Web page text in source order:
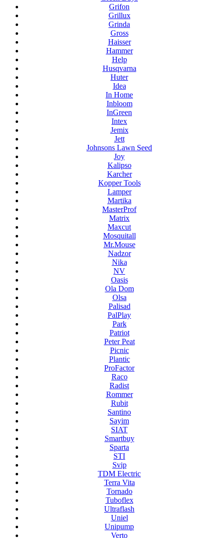
Grifon
Grillux
Grinda
Gross
Haisser
Hammer
Help
Husqvarna
Huter
Idea
In Home
Inbloom
InGreen
Intex
Jemix
Jett
Johnsons Lawn Seed
Joy
Kalipso
Karcher
Kopper Tools
Lamper
Martika
MasterProf
Matrix
Maxcut
Mosquitall
Mr.Mouse
Nadzor
Nika
NV
Oasis
Ola Dom
Olsa
Palisad
PalPlay
Park
Patriot
Peter Peat
Picnic
Plantic
ProFactor
Raco
Radist
Rommer
Rubit
Santino
Sayim
SIAT
Smartbuy
Sparta
STI
Svip
TDM Electric
Terra Vita
Tornado
Tuboflex
Ultraflash
Uniel
Unipump
Verto